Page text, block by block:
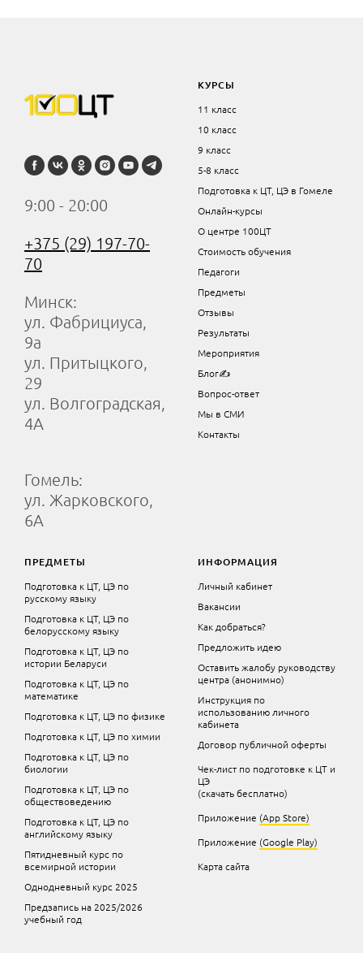
9:00 - 20:00
+375 (29) 197-70-
70
Минск:
ул. Фабрициуса,
9а
ул. Притыцкого,
29
ул. Волгоградская,
4А
Гомель:
ул. Жарковского,
6А
КУРСЫ
11 класс
10 класс
9 класс
5-8 класс
Подготовка к ЦТ, ЦЭ в Гомеле
Онлайн-курсы
О центре 100ЦТ
Стоимость обучения
Педагоги
Предметы
Отзывы
Результаты
Мероприятия
Блог✍
Вопрос-ответ
Мы в СМИ
Контакты
ПРЕДМЕТЫ
Подготовка к ЦТ, ЦЭ по
русскому языку
Подготовка к ЦТ, ЦЭ по
белорусскому языку
Подготовка к ЦТ, ЦЭ по
истории Беларуси
Подготовка к ЦТ, ЦЭ по
математике
Подготовка к ЦТ, ЦЭ по физике
Подготовка к ЦТ, ЦЭ по химии
Подготовка к ЦТ, ЦЭ по
биологии
Подготовка к ЦТ, ЦЭ по
обществоведению
Подготовка к ЦТ, ЦЭ по
английскому языку
Пятидневный курс по
всемирной истории
Однодневный курс 2025
Предзапись на 2025/2026
учебный год
ИНФОРМАЦИЯ
Личный кабинет
Вакансии
Как добраться?
Предложить идею
Оставить жалобу руководству
центра (анонимно)
Инструкция по
использованию личного
кабинета
Договор публичной оферты
Чек-лист по подготовке к ЦТ и
ЦЭ
(скачать бесплатно)
Приложение (App Store)
Приложение (Google Play)
Карта сайта